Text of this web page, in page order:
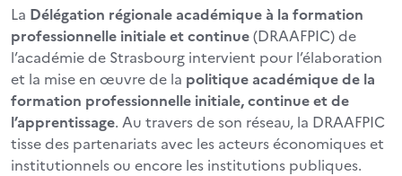
La Délégation régionale académique à la formation
professionnelle initiale et continue(DRAAFPIC) de
l’académie de Strasbourg intervient pour l’élaboration
et la mise en œuvre de la politique académique de la
formation professionnelle initiale, continue et de
l’apprentissage. Au travers de son réseau, la DRAAFPIC
tisse des partenariats avec les acteurs économiques et
institutionnels ou encore les institutions publiques.